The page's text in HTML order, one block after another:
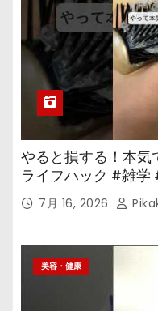
やると損する！本気
ライフハック #雑
7月 16, 2026
美容・健康